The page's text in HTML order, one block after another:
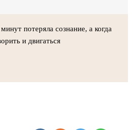
потеряла сознание, а когда
и двигаться